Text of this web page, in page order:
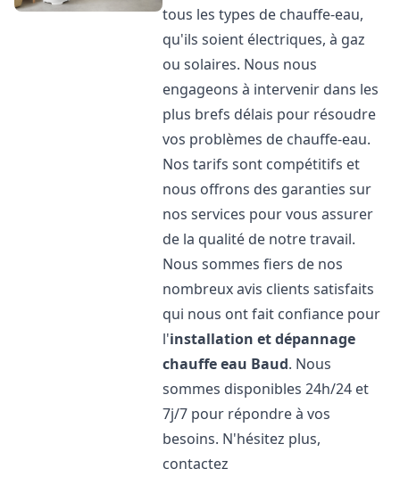
tous les types de chauffe-eau,
qu'ils soient électriques, à gaz
ou solaires. Nous nous
engageons à intervenir dans les
plus brefs délais pour résoudre
vos problèmes de chauffe-eau.
Nos tarifs sont compétitifs et
nous offrons des garanties sur
nos services pour vous assurer
de la qualité de notre travail.
Nous sommes fiers de nos
nombreux avis clients satisfaits
qui nous ont fait confiance pour
l'installation et dépannage
chauffe eau Baud. Nous
sommes disponibles 24h/24 et
7j/7 pour répondre à vos
besoins. N'hésitez plus,
contactez